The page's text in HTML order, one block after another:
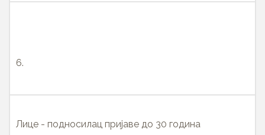
6.
Лице - подносилац пријаве до 30 година